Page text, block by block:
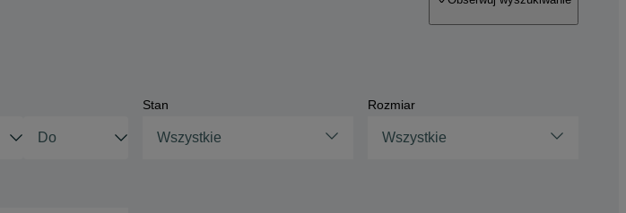
Stan
Wszystkie
Rozmiar
Wszystkie